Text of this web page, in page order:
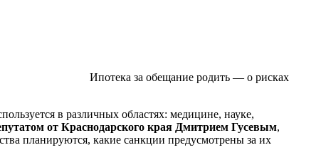
Ипотека за обещание родить — о рисках
в различных областях: медицине, науке,
от Краснодарского края Дмитрием Гусевым,
планируются, какие санкции предусмотрены за их